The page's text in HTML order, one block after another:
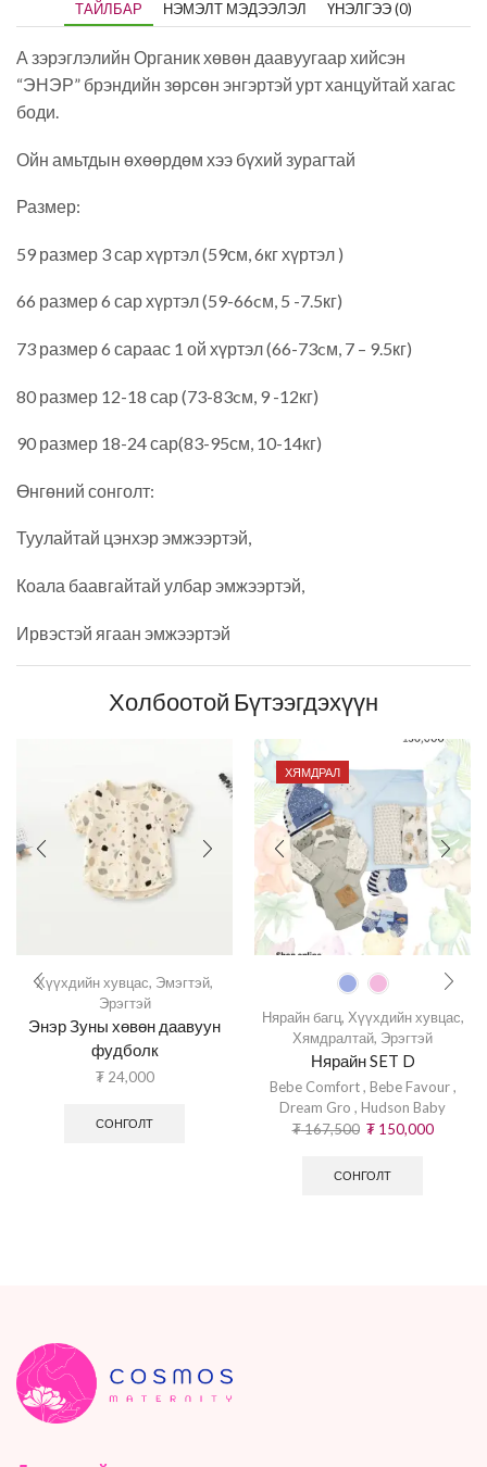
ТАЙЛБАР НЭМЭЛТ МЭДЭЭЛЭЛ ҮНЭЛГЭЭ (0)
А зэрэглэлийн Органик хөвөн даавуугаар хийсэн
“ЭНЭР” брэндийн зөрсөн энгэртэй урт ханцуйтай хагас
боди.
Ойн амьтдын өхөөрдөм хээ бүхий зурагтай
Размер:
59 размер 3 сар хүртэл (59см, 6кг хүртэл )
66 размер 6 сар хүртэл (59-66cм, 5 -7.5кг)
73 размер 6 сараас 1 ой хүртэл (66-73cм, 7 – 9.5кг)
80 размер 12-18 сар (73-83cм, 9 -12кг)
90 размер 18-24 сар(83-95см, 10-14кг)
Өнгөний сонголт:
Туулайтай цэнхэр эмжээртэй,
Коала баавгайтай улбар эмжээртэй,
Ирвэстэй ягаан эмжээртэй
Холбоотой Бүтээгдэхүүн
Хүүхдийн хувцас, Эмэгтэй,
Эрэгтэй
Энэр Зуны хөвөн даавуун
фудболк
₮24,000
СОНГОЛТ
ХЯМДРАЛ
Нярайн багц, Хүүхдийн хувцас,
Хямдралтай, Эрэгтэй
Нярайн SET D
Bebe Comfort, Bebe Favour,
Dream Gro , Hudson Baby
₮167,500 ₮150,000
СОНГОЛТ